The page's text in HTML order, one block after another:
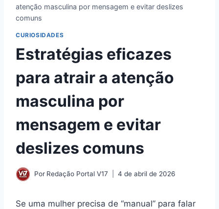
atenção masculina por mensagem e evitar deslizes
comuns
CURIOSIDADES
Estratégias eficazes
para atrair a atenção
masculina por
mensagem e evitar
deslizes comuns
Por Redação Portal V17 4 de abril de 2026
Se uma mulher precisa de “manual” para falar